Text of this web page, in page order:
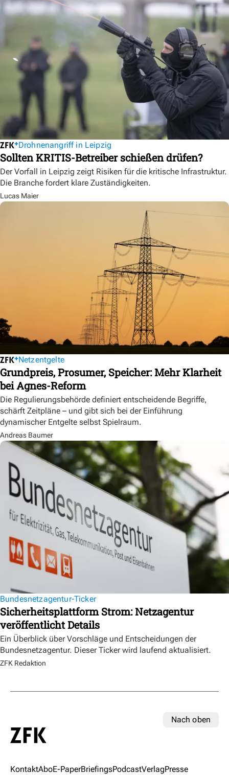
Drohnenangriff in Leipzig
Sollten KRITIS-Betreiber schießen drüfen?
Der Vorfall in Leipzig zeigt Risiken für die kritische Infrastruktur.
Die Branche fordert klare Zuständigkeiten.
Lucas Maier
Netzentgelte
Grundpreis, Prosumer, Speicher: Mehr Klarheit
bei Agnes-Reform
Die Regulierungsbehörde definiert entscheidende Begriffe,
schärft Zeitpläne – und gibt sich bei der Einführung
dynamischer Entgelte selbst Spielraum.
Andreas Baumer
Bundesnetzagentur-Ticker
Sicherheitsplattform Strom: Netzagentur
veröffentlicht Details
Ein Überblick über Vorschläge und Entscheidungen der
Bundesnetzagentur. Dieser Ticker wird laufend aktualisiert.
ZFK Redaktion
Nach oben
KontaktAboE-PaperBriefingsPodcastVerlagPresse